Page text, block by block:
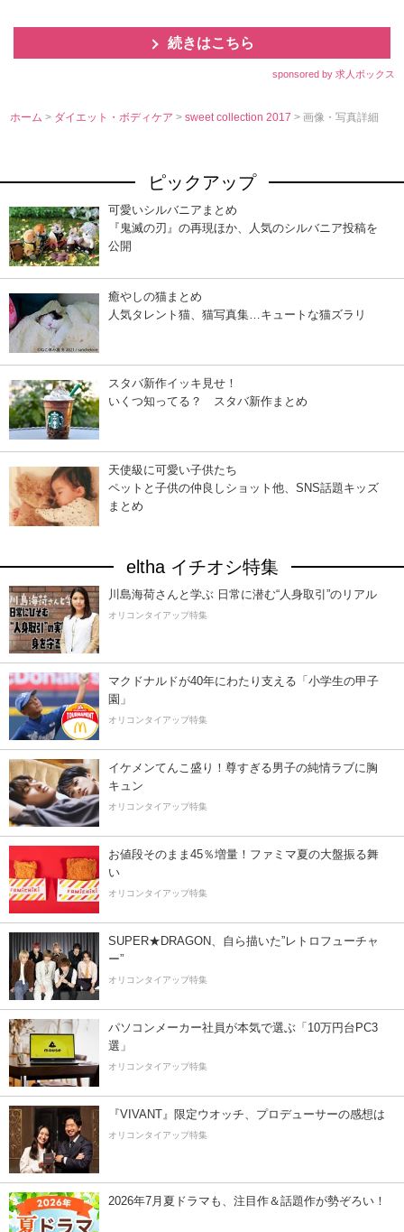
続きはこちら
sponsored by 求人ボックス
ホーム > ダイエット・ボディケア>sweet collection 2017> 画像・写真詳細
ピックアップ
可愛いシルバニアまとめ
『鬼滅の刃』の再現ほか、人気のシルバニア投稿を
公開
癒やしの猫まとめ
人気タレント猫、猫写真集…キュートな猫ズラリ
スタバ新作イッキ見せ！
いくつ知ってる？ スタバ新作まとめ
天使級に可愛い子供たち
ペットと子供の仲良しショット他、SNS話題キッズ
まとめ
eltha イチオシ特集
川島海荷さんと学ぶ 日常に潜む“人身取引”のリアル
オリコンタイアップ特集
マクドナルドが40年にわたり支える「小学生の甲子
園」
オリコンタイアップ特集
イケメンてんこ盛り！尊すぎる男子の純情ラブに胸
キュン
オリコンタイアップ特集
お値段そのまま45％増量！ファミマ夏の大盤振る舞
い
オリコンタイアップ特集
SUPER★DRAGON、自ら描いた”レトロフューチャ
ー”
オリコンタイアップ特集
パソコンメーカー社員が本気で選ぶ「10万円台PC3
選」
オリコンタイアップ特集
『VIVANT』限定ウオッチ、プロデューサーの感想は
オリコンタイアップ特集
2026年7月夏ドラマも、注目作＆話題作が勢ぞろい！